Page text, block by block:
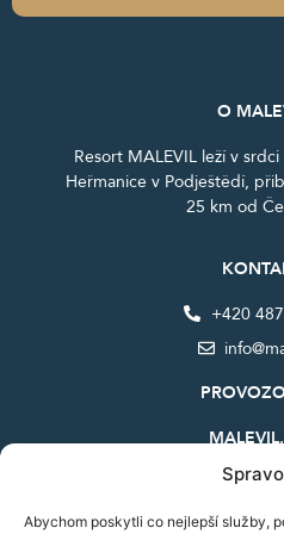
Abychom poskytli co nejlepší služby,
O
Resort MALEVIL leží v
Heřmanice v Podještědí,
25 km od
+420
Heřmanice v
471 25